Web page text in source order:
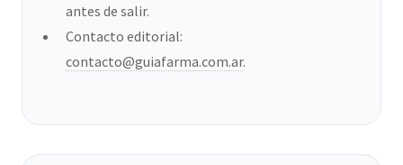
antes de salir.
Contacto editorial:
contacto@guiafarma.com.ar.